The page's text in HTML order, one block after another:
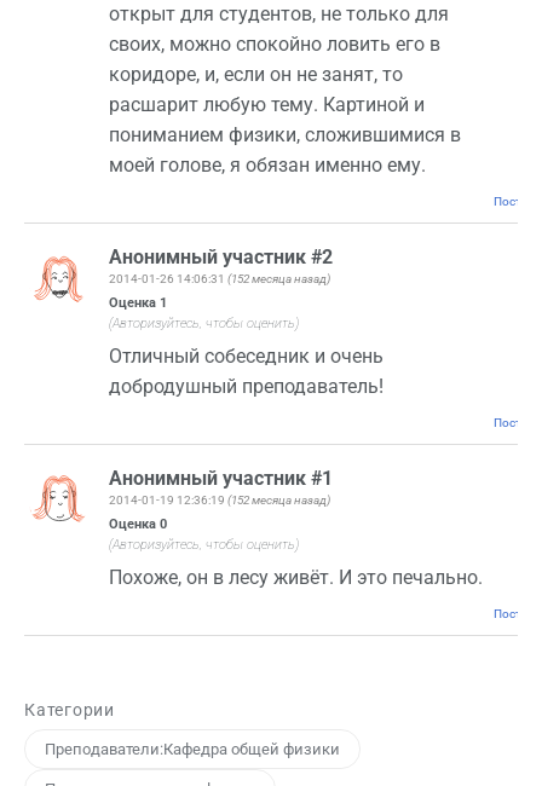
открыт для студентов, не только для
своих, можно спокойно ловить его в
коридоре, и, если он не занят, то
расшарит любую тему. Картиной и
пониманием физики, сложившимися в
моей голове, я обязан именно ему.
Анонимный участник #2
2014-01-26 14:06:31 (152 месяца назад)
Оценка 1
(Авторизуйтесь, чтобы оценить)
Отличный собеседник и очень
добродушный преподаватель!
Анонимный участник #1
2014-01-19 12:36:19 (152 месяца назад)
Оценка 0
(Авторизуйтесь, чтобы оценить)
Похоже, он в лесу живёт. И это печально.
Категории
Преподаватели:Кафедра общей физики